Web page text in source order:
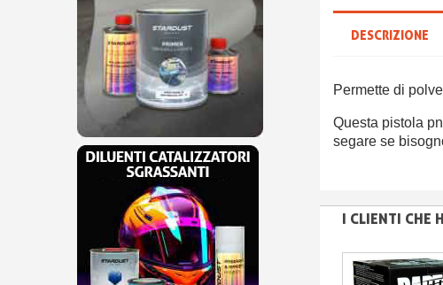
DESCRIZIONE
Permette di
Questa pistola
segare se
I CLIENTI CHE